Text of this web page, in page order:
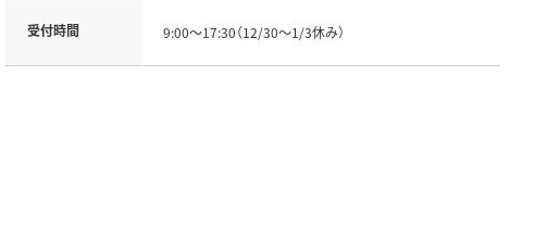
受付時間 9:00～17:30（12/30～1/3休み）